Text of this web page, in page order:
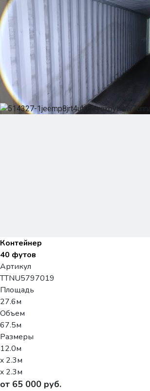
Контейнер
40 футов
Артикул
TTNU5797019
Площадь
27.6м
Объем
67.5м
Размеры
12.0м
x 2.3м
x 2.3м
от 65 000 руб.